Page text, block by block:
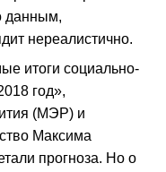
данным,
нереалистично.
итоги социально-
год»,
(МЭР) и
Максима
прогноза. Но о